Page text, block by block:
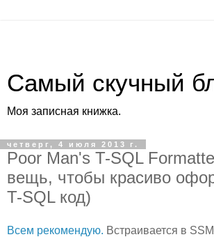
Самый скучный
Моя записная книжка.
четверг, 4 июля 2013 г.
Poor Man's T-SQL
вещь, чтобы красиво
T-SQL код)
Всем рекомендую. Встраивается в